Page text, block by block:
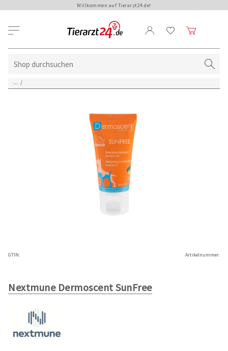
Willkommen auf Tierarzt24.de!
... /
GTIN: Artikelnummer:
Nextmune Dermoscent SunFree